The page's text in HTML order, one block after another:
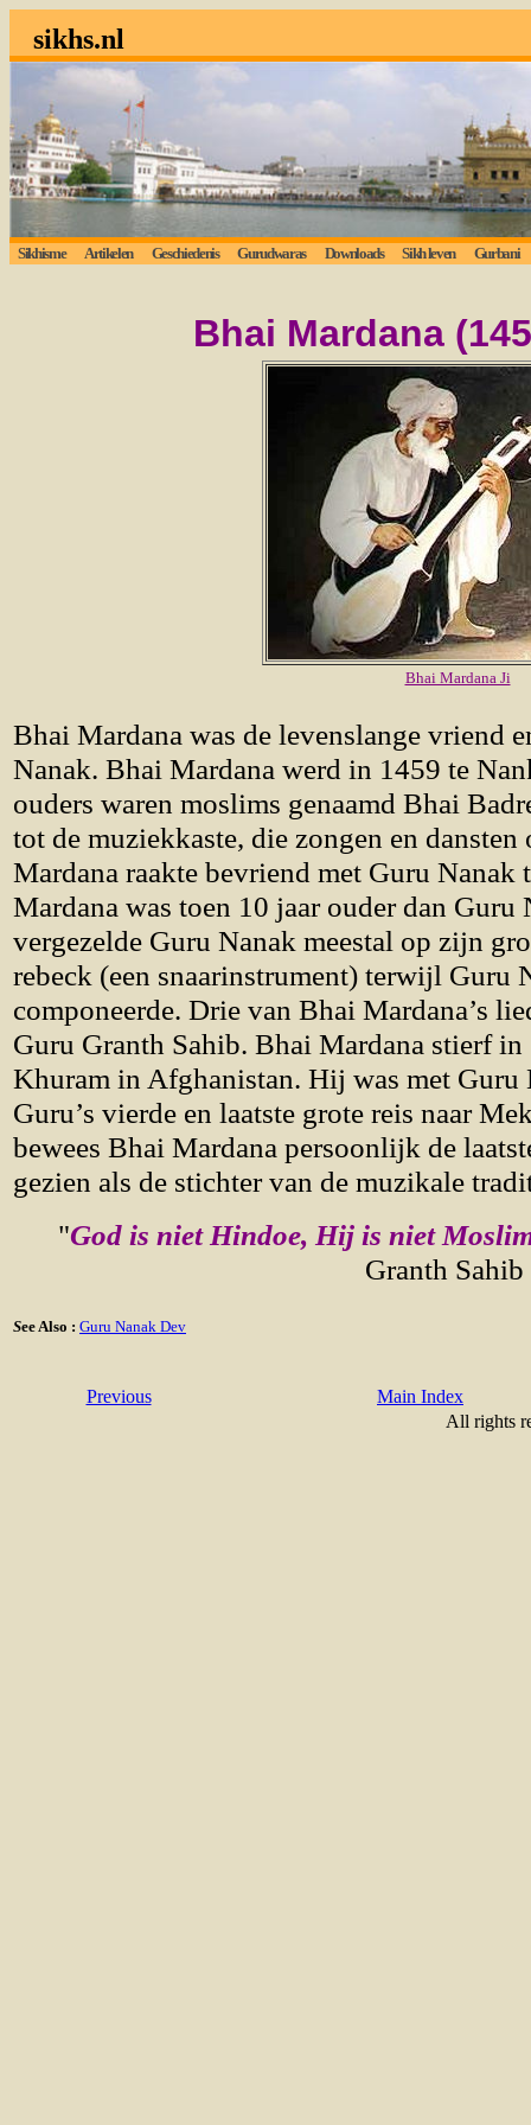
sikhs.nl
Sikhisme Artikelen Geschiedenis Gurudwaras Downloads Sikh leven Gurbani
Bhai Mardana
Bhai Mardana Ji
Bhai Mardana was de levenslange vriend
Nanak. Bhai Mardana werd in 1459 te
ouders waren moslims genaamd Bhai
tot de muziekkaste, die zongen en
Mardana raakte bevriend met Guru Nanak
Mardana was toen 10 jaar ouder dan Guru
vergezelde Guru Nanak meestal op zijn
rebeck (een snaarinstrument) terwijl Guru
componeerde. Drie van Bhai Mardana’s
Guru Granth Sahib. Bhai Mardana stierf
Khuram in Afghanistan. Hij was met Guru
Guru’s vierde en laatste grote reis naar
bewees Bhai Mardana persoonlijk de
gezien als de stichter van de muzikale
"God is niet Hindoe, Hij is niet
Granth Sahib
See Also : Guru Nanak Dev
Previous
Main Index
All rights